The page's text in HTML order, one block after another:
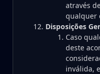
através
qualquer
Disposições
Caso
deste
inválida,